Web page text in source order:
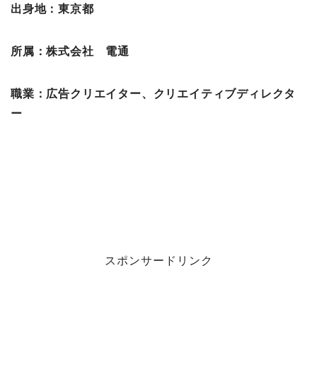
出身地：東京都
所属：株式会社 電通
職業：広告クリエイター、クリエイティブディレクタ
ー
スポンサードリンク